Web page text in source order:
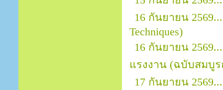
16 กันยายน
Techniques)
16 กันยายน
แรงงาน (ฉบับสมบู
17 กันยายน